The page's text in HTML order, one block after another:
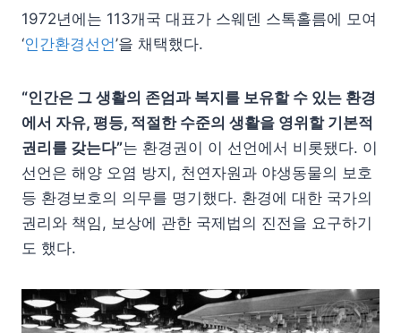
1972년에는 113개국 대표가 스웨덴 스톡홀름에 모여
‘인간환경선언’을 채택했다.
“인간은 그 생활의 존엄과 복지를 보유할 수 있는 환경
에서 자유, 평등, 적절한 수준의 생활을 영위할 기본적
권리를 갖는다”는 환경권이 이 선언에서 비롯됐다. 이
선언은 해양 오염 방지, 천연자원과 야생동물의 보호
등 환경보호의 의무를 명기했다. 환경에 대한 국가의
권리와 책임, 보상에 관한 국제법의 진전을 요구하기
도 했다.